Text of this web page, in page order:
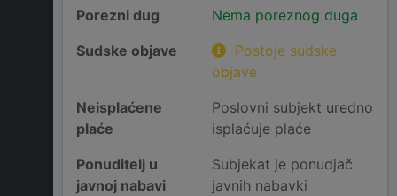
Porezni dug
Nema poreznog duga
Sudske objave
Postoje sudske
objave
Neisplaćene
plaće
Poslovni subjekt uredno
isplaćuje plaće
Ponuditelj u
javnoj nabavi
Subjekat je ponudjač
javnih nabavki